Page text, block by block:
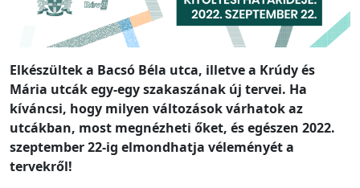
Elkészültek a Bacsó Béla utca, illetve a Krúdy és
Mária utcák egy-egy szakaszának új tervei. Ha
kíváncsi, hogy milyen változások várhatok az
utcákban, most megnézheti őket, és egészen 2022.
szeptember 22-ig elmondhatja véleményét a
tervekről!